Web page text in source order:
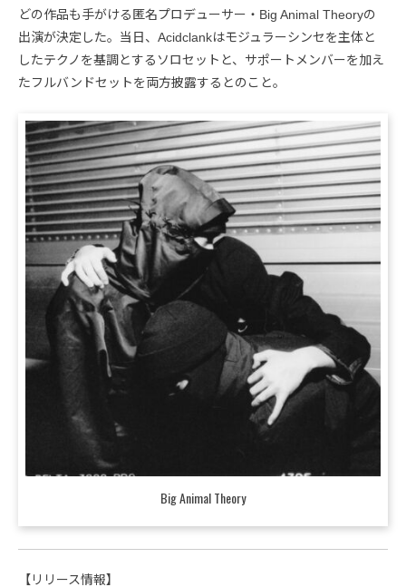
どの作品も手がける匿名プロデューサー・Big Animal Theoryの
出演が決定した。当日、Acidclankはモジュラーシンセを主体と
したテクノを基調とするソロセットと、サポートメンバーを加え
たフルバンドセットを両方披露するとのこと。
Big Animal Theory
【リリース情報】